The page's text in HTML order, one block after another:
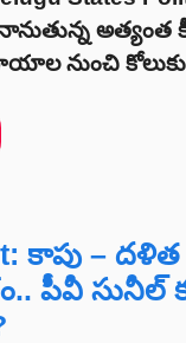
అత్యంత
నుంచి
కాపు – దళిత
పీవీ సునీల్